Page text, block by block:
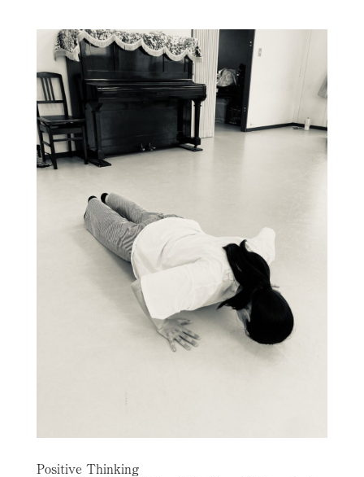
Positive Thinking